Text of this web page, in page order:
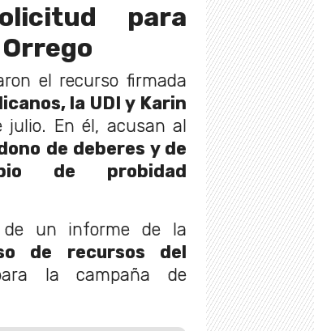
para
el recurso firmada
la UDI y Karin
julio. En él, acusan al
de deberes y de
de probidad
de un informe de la
de recursos del
la campaña de